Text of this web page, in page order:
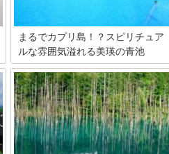
まるでカプリ島！？スピリチュア
ルな雰囲気溢れる美瑛の青池
北海道美瑛にある青池はとても神秘的で
パワースポットとしても人気がありま
す。コバルトブルーが目の前に広がる景
色は幻想的。立ち枯れた木が乱立する景
色はまさに神秘そのもの。海外でも有名
な美瑛の青池をご紹介します！北海道旅
行の旅先に追加してみてどうですか？